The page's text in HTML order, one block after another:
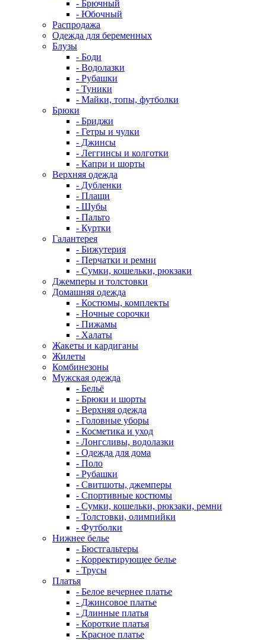
- Брючный
- Юбочный
Распродажа
Одежда для беременных
Блузы
- Боди
- Водолазки
- Рубашки
- Туники
- Майки, топы, футболки
Брюки
- Бриджи
- Гетры и чулки
- Джинсы
- Леггинсы и колготки
- Капри и шорты
Верхняя одежда
- Дубленки
- Плащи
- Шубы
- Пальто
- Куртки
Галантерея
- Бижутерия
- Перчатки и ремни
- Сумки, кошельки, рюкзаки
Джемперы и толстовки
Домашняя одежда
- Костюмы, комплекты
- Ночные сорочки
- Пижамы
- Халаты
Жакеты и кардиганы
Жилеты
Комбинезоны
Мужская одежда
- Бельё
- Брюки и шорты
- Верхняя одежда
- Головные уборы
- Косметика и уход
- Лонгсливы, водолазки
- Одежда для дома
- Поло
- Рубашки
- Свитшоты, джемперы
- Спортивные костюмы
- Сумки, кошельки, рюкзаки, ремни
- Толстовки, олимпийки
- Футболки
Нижнее белье
- Бюстгальтеры
- Корректирующее белье
- Трусы
Платья
- Белое вечернее платье
- Джинсовое платье
- Длинные платья
- Короткие платья
- Красное платье